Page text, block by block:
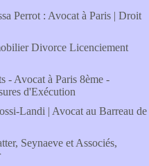
Perrot : Avocat à Paris | Droit
Divorce Licenciement
- Avocat à Paris 8ème -
d'Exécution
Landi | Avocat au Barreau de
Seynaeve et Associés,